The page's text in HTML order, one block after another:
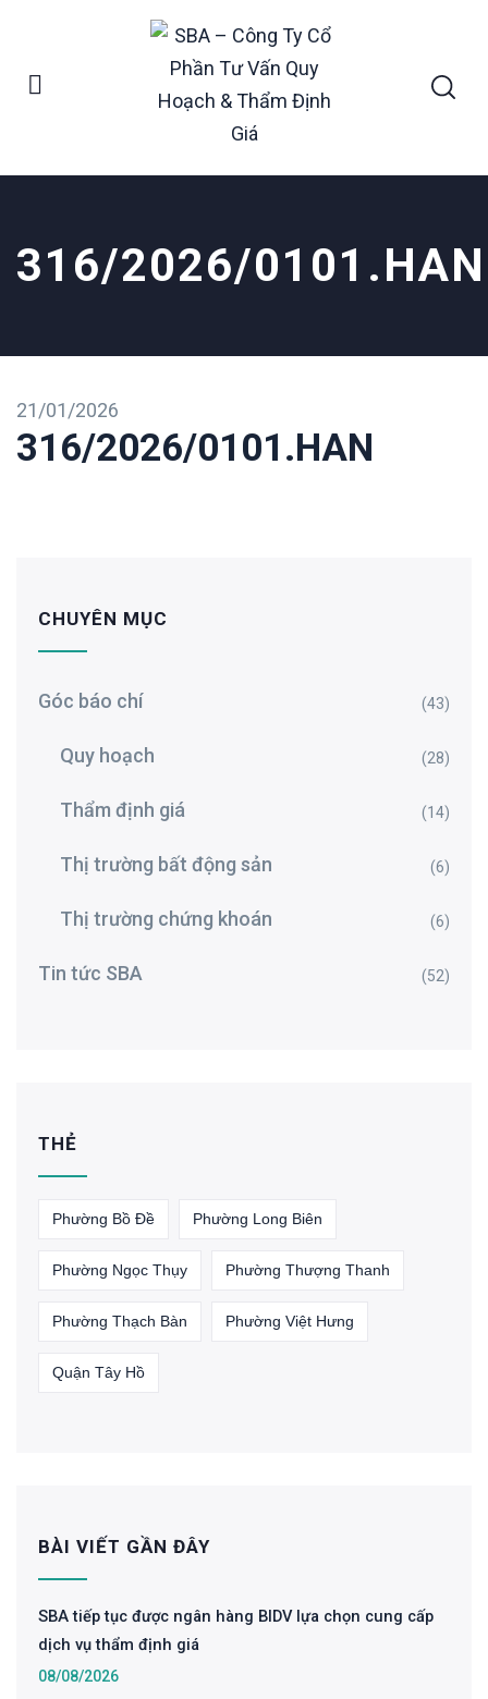
316/2026/0101.HAN
21/01/2026
316/2026/0101.HAN
CHUYÊN MỤC
Góc báo chí (43)
Quy hoạch (28)
Thẩm định giá (14)
Thị trường bất động sản (6)
Thị trường chứng khoán (6)
Tin tức SBA (52)
THẺ
Phường Bồ Đề Phường Long Biên
Phường Ngọc Thụy Phường Thượng Thanh
Phường Thạch Bàn Phường Việt Hưng
Quận Tây Hồ
BÀI VIẾT GẦN ĐÂY
SBA tiếp tục được ngân hàng BIDV lựa chọn cung cấp
dịch vụ thẩm định giá
08/08/2026